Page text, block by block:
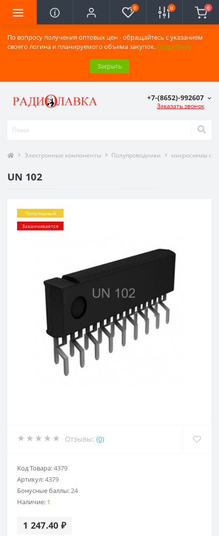
По вопросу получения оптовых цен - обращайтесь с указанием
своего логина и планируемого объема закупок. Подробнее
Закрыть
0 0 0
+7-(8652)-992607
Заказать звонок
Электронные компоненты Полупроводники микросхемы
UN 102
Популярный
Заканчивается
Отзывы: (0)
Код Товара:4379
Артикул:4379
Бонусные баллы:24
Наличие: 1
1 247.40 ₽